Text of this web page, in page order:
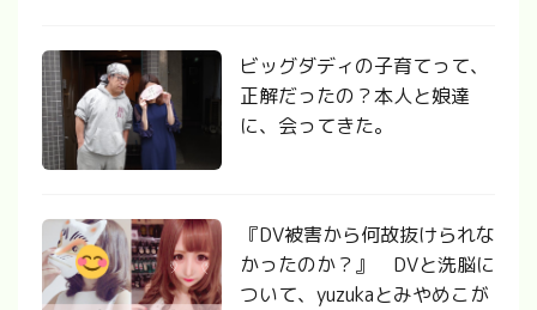
ビッグダディの子育てって、
正解だったの？本人と娘達
に、会ってきた。
『DV被害から何故抜けられな
かったのか？』 DVと洗脳に
ついて、yuzukaとみやめこが